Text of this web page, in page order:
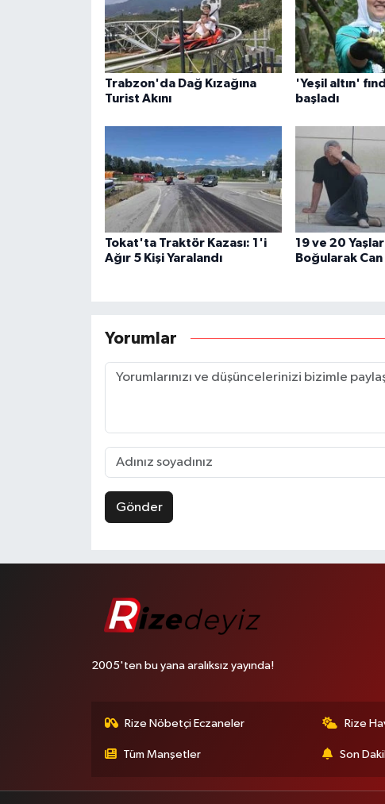
Trabzon'da Dağ Kızağına
Turist Akını
'Yeşil altın'
başladı
Tokat'ta Traktör Kazası: 1'i
Ağır 5 Kişi Yaralandı
19 ve 20
Boğularak
Yorumlar
Gönder
2005'ten bu yana aralıksız yayında!
Rize Nöbetçi Eczaneler Rize
Tüm Manşetler Son